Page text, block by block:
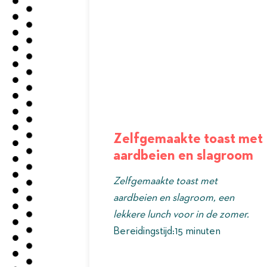
Zelfgemaakte toast met
aardbeien en slagroom
Zelfgemaakte toast met
aardbeien en slagroom, een
lekkere lunch voor in de zomer.
Bereidingstijd:15 minuten